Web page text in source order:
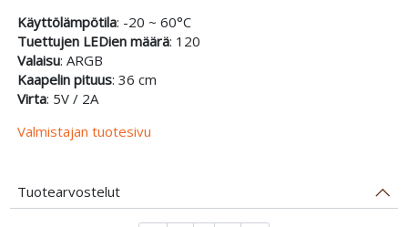
Käyttölämpötila: -20 ~ 60°C
Tuettujen LEDien määrä: 120
Valaisu: ARGB
Kaapelin pituus: 36 cm
Virta: 5V / 2A
Valmistajan tuotesivu
Tuotearvostelut